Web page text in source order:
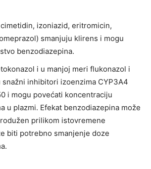
izoniazid, eritromicin,
smanjuju klirens i mogu
benzodiazepina.
i u manjoj meri flukonazol i
inhibitori izoenzima CYP3A4
i mogu povećati koncentraciju
u plazmi. Efekat benzodiazepina može
prilikom istovremene
biti potrebno smanjenje doze